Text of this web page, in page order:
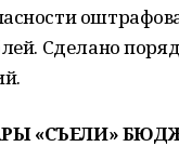
Сделано
«СЪЕЛИ»